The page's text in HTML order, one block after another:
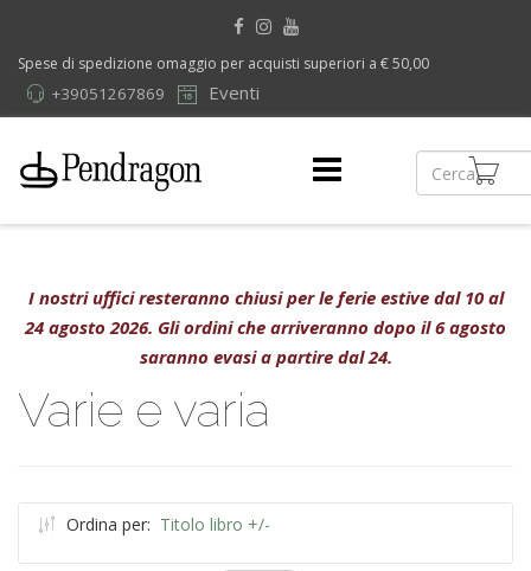
Spese di spedizione omaggio per acquisti superiori a € 50,00
Eventi
+39051267869
I nostri uffici resteranno chiusi per le ferie estive dal 10 al
24 agosto 2026. Gli ordini che arriveranno dopo il 6 agosto
saranno evasi a partire dal 24.
Varie e varia
Ordina per: Titolo libro +/-